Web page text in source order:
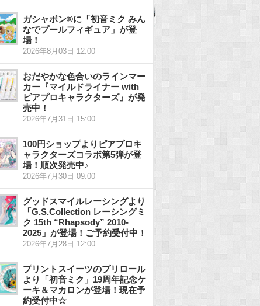
ガシャポン®に「初音ミク みん
なでプールフィギュア」が登
場！
2026年8月03日 12:00
おだやかな色合いのラインマー
カー『マイルドライナー with
ピアプロキャラクターズ』が発
売中！
2026年7月31日 15:00
100円ショップよりピアプロキ
ャラクターズコラボ第5弾が登
場！順次発売中♪
2026年7月30日 09:00
グッドスマイルレーシングより
「G.S.Collection レーシングミ
ク 15th “Rhapsody” 2010-
2025」が登場！ご予約受付中！
2026年7月28日 12:00
プリントスイーツのプリロール
より「初音ミク」19周年記念ケ
ーキ＆マカロンが登場！現在予
約受付中☆